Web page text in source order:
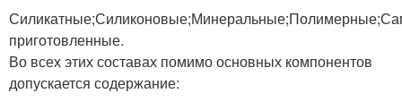
приготовленные.
Во всех этих составах помимо основных компонентов
допускается содержание: